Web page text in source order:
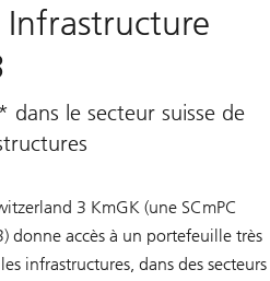
Infrastructure
dans le secteur suisse de
3 KmGK (une SCmPC
donne accès à un portefeuille très
infrastructures, dans des secteurs